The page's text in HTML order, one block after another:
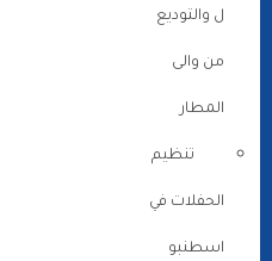
ل والتوديع
من والى
المطار
تنظيم
الحفلات في
اسطنبو